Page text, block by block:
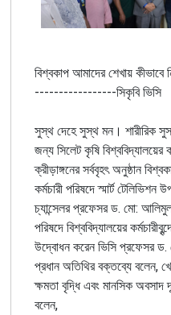
বিশ্বকাপ আমাদের শেখায় কীভাবে
-----------------সিকৃবি ভিসি
সুস্থ দেহে সুস্থ মন। শারীরিক
জন্য সিলেট কৃষি বিশ্ববিদ্যালয়ের
ক্রীড়াঙ্গনের সর্ববৃহৎ অনুষ্ঠান
কর্মচারী পরিষদে স্মার্ট টেলিভিশন
চ্যান্সেলর প্রফেসর ড. মো:
পরিষদে বিশ্ববিদ্যালয়ের
উদ্বোধন করেন ভিসি প্রফেসর ড.
প্রধান অতিথির বক্তব্যে বলেন,
ক্ষমতা বৃদ্ধি এবং মানসিক অবসাদ
বলেন,